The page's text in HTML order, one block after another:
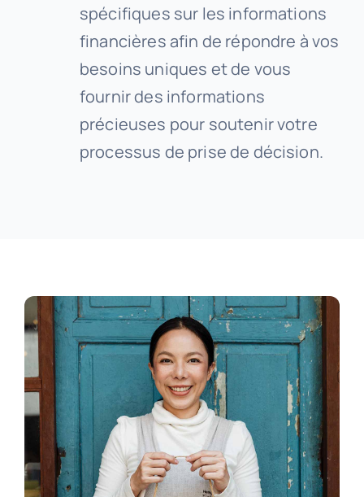
spécifiques sur les informations
financières afin de répondre à vos
besoins uniques et de vous
fournir des informations
précieuses pour soutenir votre
processus de prise de décision.